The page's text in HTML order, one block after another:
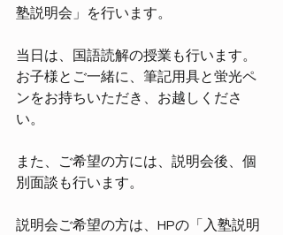
塾説明会」を行います。
当日は、国語読解の授業も行います。
お子様とご一緒に、筆記用具と蛍光ペ
ンをお持ちいただき、お越しくださ
い。
また、ご希望の方には、説明会後、個
別面談も行います。
説明会ご希望の方は、HPの「入塾説明